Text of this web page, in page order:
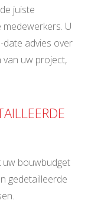
juiste
U
advies over
uw project,
uw bouwbudget
gedetailleerde